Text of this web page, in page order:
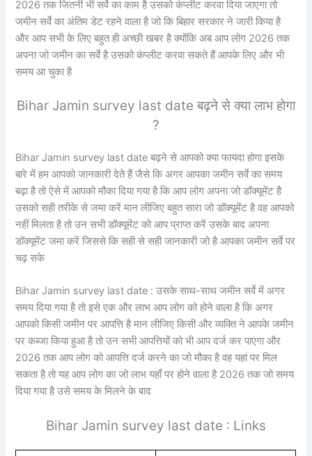
2026 तक जितनी भी सर्वे का काम है उसको कंप्लीट करवा दिया जाएगा तो
जमीन सर्वे का अंतिम डेट रहने वाला है जो कि बिहार सरकार ने जारी किया है
और आप सभी के लिए बहुत ही अच्छी खबर है क्योंकि अब आप लोग 2026 तक
अपना जो जमीन का सर्वे है उसको कंप्लीट करवा सकते हैं आपके लिए और भी
समय आ चुका है
Bihar Jamin survey last date बढ़ने से क्या लाभ होगा
?
Bihar Jamin survey last date बढ़ने से आपको क्या फायदा होगा इसके
बारे में हम आपको जानकारी देते हैं जैसे कि अगर आपका जमीन सर्वे का समय
बढ़ा है तो ऐसे में आपको मौका दिया गया है कि आप लोग अपना जो डॉक्यूमेंट है
उसको सही तरीके से जमा करें मान लीजिए बहुत सारा जो डॉक्यूमेंट है वह आपको
नहीं मिलता है तो उन सभी डॉक्यूमेंट को आप प्राप्त करें उसके बाद अपना
डॉक्यूमेंट जमा करें जिससे कि सही से सही जानकारी जो है आपका जमीन सर्वे पर
चढ़ सके
Bihar Jamin survey last date : उसके साथ-साथ जमीन सर्वे में अगर
समय दिया गया है तो इसे एक और लाभ आप लोग को होने वाला है कि अगर
आपको किसी जमीन पर आपत्ति है मान लीजिए किसी और व्यक्ति ने आपके जमीन
पर कब्जा किया हुआ है तो उन सभी आपत्तियों को भी आप दर्ज कर पाएगा और
2026 तक आप लोग को आपत्ति दर्ज करने का जो मौका है वह यहां पर मिल
सकता है तो यह आप लोग का जो लाभ यहाँ पर होने वाला है 2026 तक जो समय
दिया गया है उसे समय के मिलने के बाद
Bihar Jamin survey last date : Links